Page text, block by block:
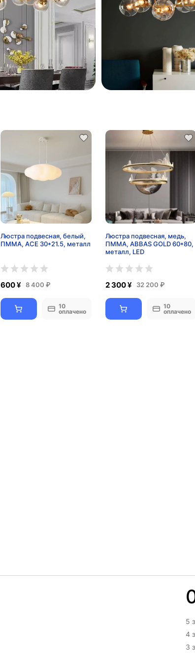
Люстра подвесная, белый,
ПММА, ACE 30*21.5, металл
600 ¥ 8 400 ₽
10
оплачено
Люстра подвесная, медь,
ПММА, ABBAS GOLD 60*80,
металл, LED
2 300 ¥ 32 200 ₽
10
оплачено
5
4
3